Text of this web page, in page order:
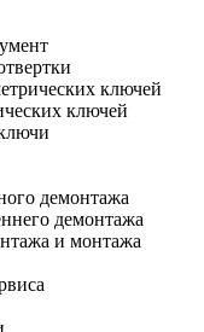
ключей
ключей
демонтажа
демонтажа
и монтажа